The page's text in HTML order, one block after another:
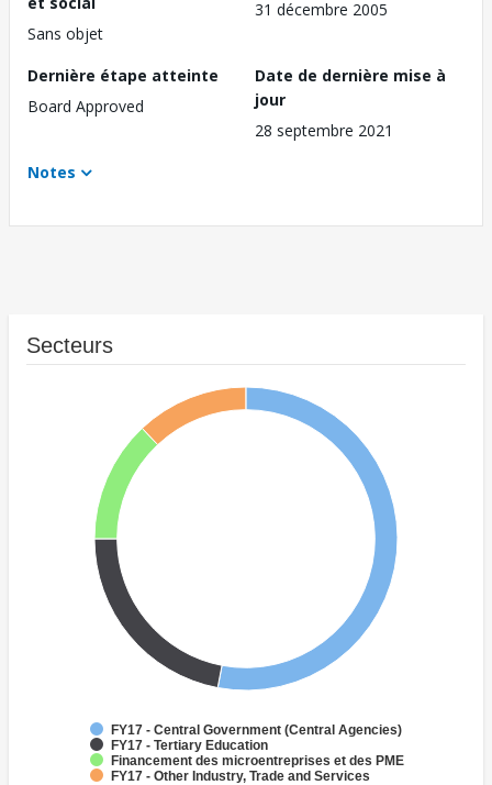
Sans objet
31 décembre 2005
Dernière étape atteinte
Board Approved
Date de dernière mise à
jour
28 septembre 2021
Notes
Secteurs
FY17 - Central Government (Central Agencies)
FY17 - Tertiary Education
Financement des microentreprises et des PME
FY17 - Other Industry, Trade and Services